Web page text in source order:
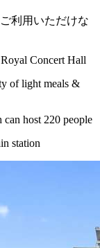
利用いただけな
Concert Hall
of light meals &
host 220 people
station